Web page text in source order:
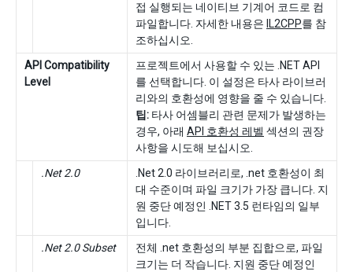
접 실행되는 네이티브 기계어 코드로 컴
파일합니다. 자세한 내용은 IL2CPP를 참
조하십시오.
API Compatibility
Level
프로젝트에서 사용할 수 있는 .NET API
를 선택합니다. 이 설정은 타사 라이브러
리와의 호환성에 영향을 줄 수 있습니다.
팁: 타사 어셈블리 관련 문제가 발생하는
경우, 아래 API 호환성 레벨 섹션의 권장
사항을 시도해 보십시오.
.Net 2.0
.Net 2.0 라이브러리로, .net 호환성이 최
대 수준이며 파일 크기가 가장 큽니다. 지
원 중단 예정인 .NET 3.5 런타임의 일부
입니다.
.Net 2.0 Subset
전체 .net 호환성의 부분 집합으로, 파일
크기는 더 작습니다. 지원 중단 예정인